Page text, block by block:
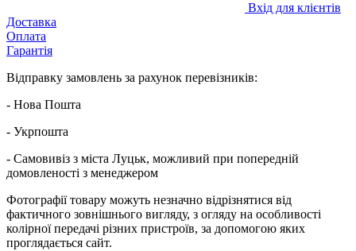
Вхід для клієнтів
Доставка
Оплата
Гарантія
Відправку замовлень за рахунок перевізників:
- Нова Пошта
- Укрпошта
- Самовивіз з міста Луцьк, можливий при попередній
домовленості з менеджером
Фотографії товару можуть незначно відрізнятися від
фактичного зовнішнього вигляду, з огляду на особливості
колірної передачі різних пристроїв, за допомогою яких
проглядається сайт.